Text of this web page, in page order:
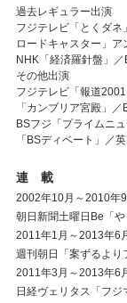
過去レギュラー出演
フジテレビ「とくダ
ロードキャスター」ア
NHK「経済羅針盤」
その他出演
フジテレビ「報道
「カンブリア宮殿」
BSフジ「プライムニ
「BSディベート」／
連 載
2002年10月～2010年9
朝日新聞土曜日Be「や
2011年1月～2013年6
週刊朝日「案ずるより
2011年3月～2013年6
日経ヴェリタス「フジ